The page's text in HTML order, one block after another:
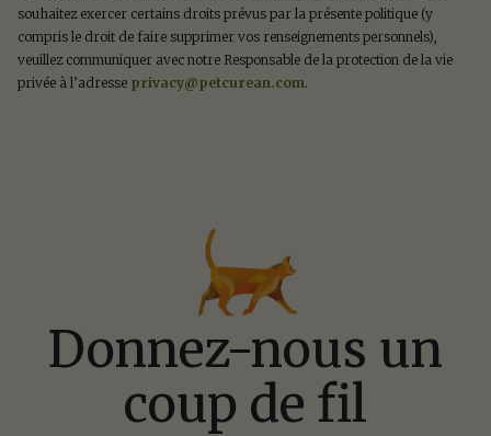
souhaitez exercer certains droits prévus par la présente politique (y
compris le droit de faire supprimer vos renseignements personnels),
veuillez communiquer avec notre Responsable de la protection de la vie
privée à l’adresse privacy@petcurean.com.
Donnez-nous un
coup de fil
Comment
Remplissez le
1.866.864.6112